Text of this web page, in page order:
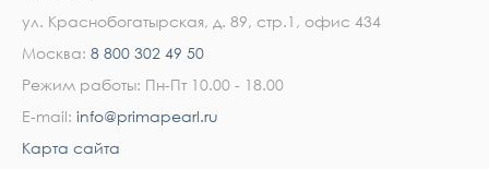
ул. Краснобогатырская, д. 89, стр.1, офис 434
Москва: 8 800 302 49 50
Режим работы: Пн-Пт 10.00 - 18.00
E-mail: info@primapearl.ru
Карта сайта